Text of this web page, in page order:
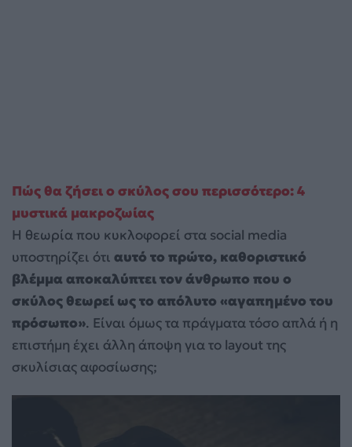
Πώς θα ζήσει ο σκύλος σου περισσότερο: 4
μυστικά μακροζωίας
Η θεωρία που κυκλοφορεί στα social media
υποστηρίζει ότι αυτό το πρώτο, καθοριστικό
βλέμμα αποκαλύπτει τον άνθρωπο που ο
σκύλος θεωρεί ως το απόλυτο «αγαπημένο του
πρόσωπο». Είναι όμως τα πράγματα τόσο απλά ή η
επιστήμη έχει άλλη άποψη για το layout της
σκυλίσιας αφοσίωσης;